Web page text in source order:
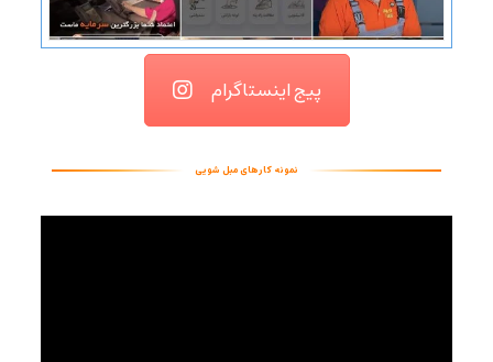
پیج اینستاگرام
نمونه کارهای مبل شویی